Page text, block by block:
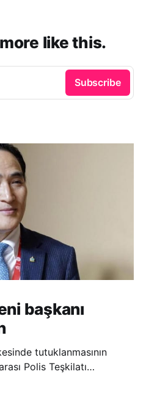
like this.
Subscribe
başkanı
tutuklanmasının
Polis Teşkilatı